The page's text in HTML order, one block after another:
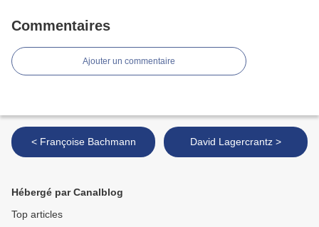
Commentaires
Ajouter un commentaire
< Françoise Bachmann David Lagercrantz >
Hébergé par Canalblog
Top articles